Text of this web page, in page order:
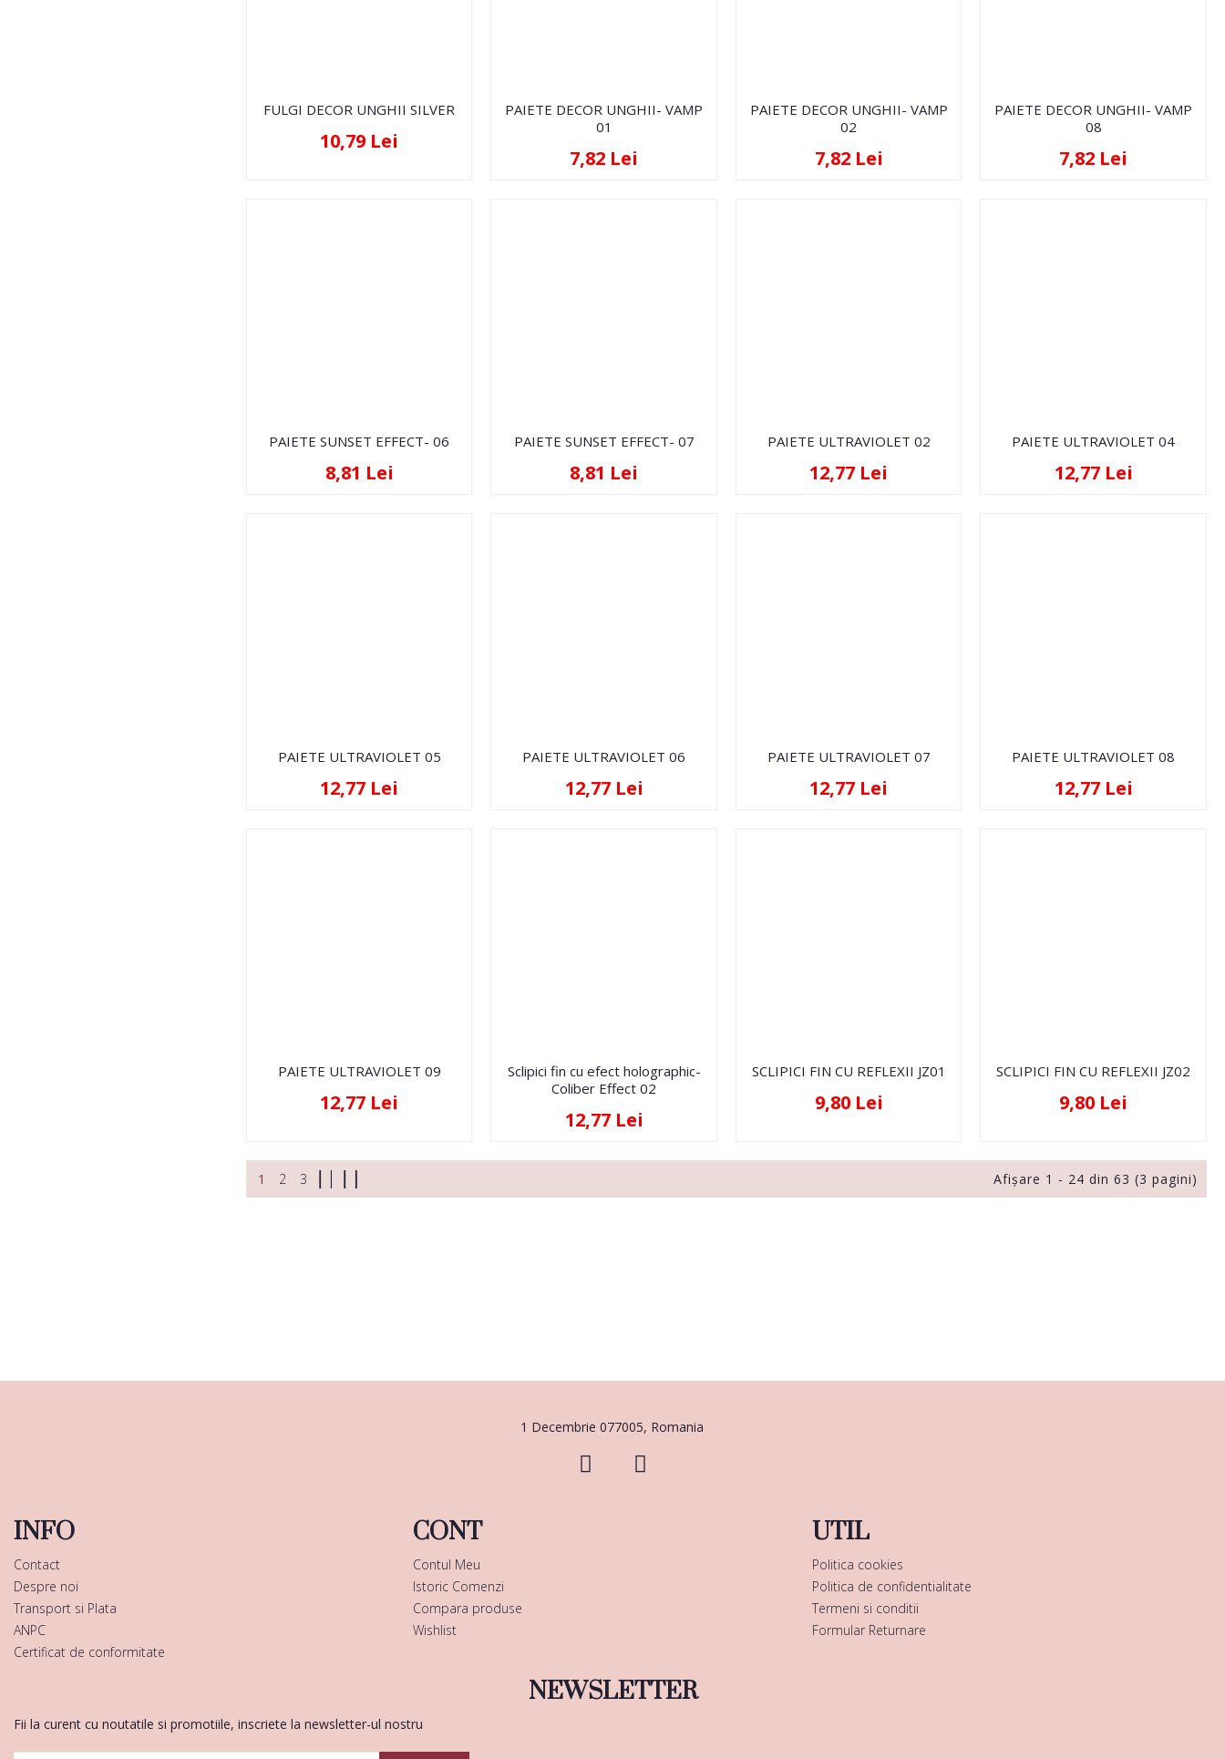
FULGI DECOR UNGHII SILVER
10,79 Lei
PAIETE DECOR UNGHII- VAMP
01
7,82 Lei
PAIETE DECOR UNGHII- VAMP
02
7,82 Lei
PAIETE DECOR UNGHII- VAMP
08
7,82 Lei
PAIETE SUNSET EFFECT- 06
8,81 Lei
PAIETE SUNSET EFFECT- 07
8,81 Lei
PAIETE ULTRAVIOLET 02
12,77 Lei
PAIETE ULTRAVIOLET 04
12,77 Lei
PAIETE ULTRAVIOLET 05
12,77 Lei
PAIETE ULTRAVIOLET 06
12,77 Lei
PAIETE ULTRAVIOLET 07
12,77 Lei
PAIETE ULTRAVIOLET 08
12,77 Lei
PAIETE ULTRAVIOLET 09
12,77 Lei
Sclipici fin cu efect holographic-
Coliber Effect 02
12,77 Lei
SCLIPICI FIN CU REFLEXII JZ01
9,80 Lei
SCLIPICI FIN CU REFLEXII JZ02
9,80 Lei
1 2 3 Afişare 1 - 24 din 63 (3 pagini)
1 Decembrie 077005, Romania
INFO
Contact
Despre noi
Transport si Plata
ANPC
Certificat de conformitate
CONT
Contul Meu
Istoric Comenzi
Compara produse
Wishlist
UTIL
Politica cookies
Politica de confidentialitate
Termeni si conditii
Formular Returnare
NEWSLETTER
Fii la curent cu noutatile si promotiile, inscriete la newsletter-ul nostru